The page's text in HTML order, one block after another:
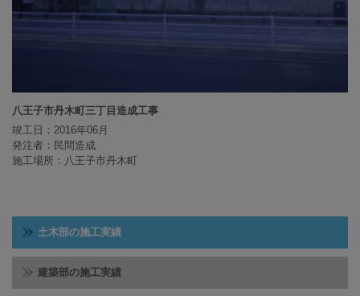
八王子市丹木町三丁目造成工事
竣工日：2016年06月
発注者：民間造成
施工場所：八王子市丹木町
土木部の施工実績
建築部の施工実績